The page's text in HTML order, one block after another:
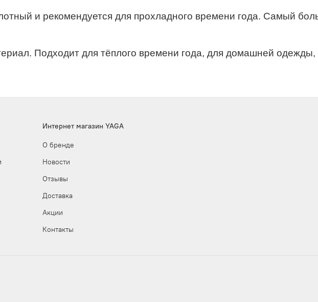
и рекомендуется для прохладного времени года. Самый
Подходит для тёплого времени года, для домашней
Интернет магазин YAGA
О бренде
Новости
Отзывы
Доставка
Акции
Контакты